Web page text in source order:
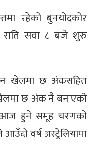
रहेको बुनयोदकोर
राति सवा ८ बजे शुरु
खेलमा छ अंकसहित
खेलमा छ अंक नै बनाएको
आज हुने समूह चरणको
वर्ष अस्ट्रेलियामा